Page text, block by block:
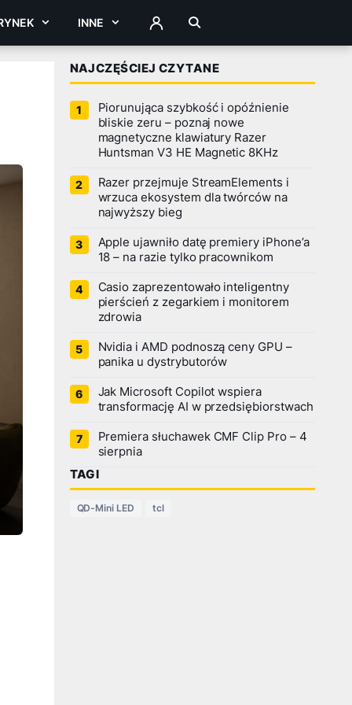
INNE ZALOGUJ
NAJCZĘŚCIEJ CZYTANE
Piorunująca szybkość i opóźnienie
bliskie zeru – poznaj nowe
magnetyczne klawiatury Razer
Huntsman V3 HE Magnetic 8KHz
Razer przejmuje StreamElements i
wrzuca ekosystem dla twórców na
najwyższy bieg
Apple ujawniło datę premiery iPhone’a
18 – na razie tylko pracownikom
Casio zaprezentowało inteligentny
pierścień z zegarkiem i monitorem
zdrowia
Nvidia i AMD podnoszą ceny GPU –
panika u dystrybutorów
Jak Microsoft Copilot wspiera
transformację AI w przedsiębiorstwach
Premiera słuchawek CMF Clip Pro – 4
sierpnia
TAGI
QD-Mini LED tcl